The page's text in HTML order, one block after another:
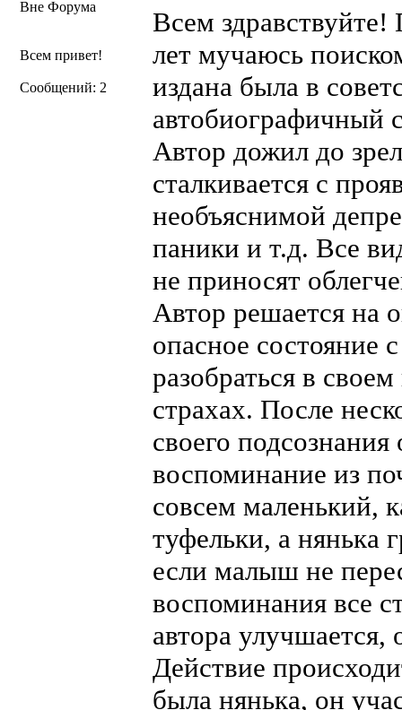
Вне Форума
Всем привет!
Сообщений: 2
Всем
лет мучаюсь
издана была в
автобиографичный
Автор дожил до
сталкивается с
необъяснимой
паники и т.д. Все
не приносят
Автор решается на
опасное состояние
разобраться в
страхах. После
своего
воспоминание из
совсем маленький,
туфельки, а нянька
если малыш не
воспоминания все
автора
Действие
была нянька, он